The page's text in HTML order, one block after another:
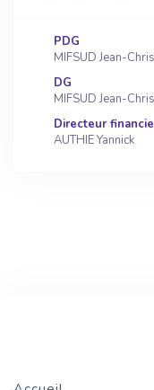
PDG
MIFSUD Jean-
DG
MIFSUD Jean-
Directeur
AUTHIE Yannick